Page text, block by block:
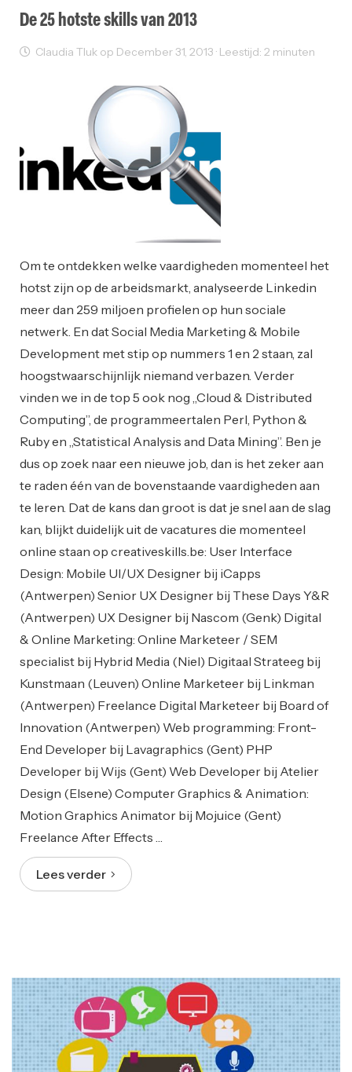
De 25 hotste skills van 2013
Claudia Tluk op December 31, 2013 · Leestijd: 2 minuten
Om te ontdekken welke vaardigheden momenteel het
hotst zijn op de arbeidsmarkt, analyseerde Linkedin
meer dan 259 miljoen profielen op hun sociale
netwerk. En dat Social Media Marketing & Mobile
Development met stip op nummers 1 en 2 staan, zal
hoogstwaarschijnlijk niemand verbazen. Verder
vinden we in de top 5 ook nog „Cloud & Distributed
Computing”, de programmeertalen Perl, Python &
Ruby en „Statistical Analysis and Data Mining”. Ben je
dus op zoek naar een nieuwe job, dan is het zeker aan
te raden één van de bovenstaande vaardigheden aan
te leren. Dat de kans dan groot is dat je snel aan de slag
kan, blijkt duidelijk uit de vacatures die momenteel
online staan op creativeskills.be: User Interface
Design: Mobile UI/UX Designer bij iCapps
(Antwerpen) Senior UX Designer bij These Days Y&R
(Antwerpen) UX Designer bij Nascom (Genk) Digital
& Online Marketing: Online Marketeer / SEM
specialist bij Hybrid Media (Niel) Digitaal Strateeg bij
Kunstmaan (Leuven) Online Marketeer bij Linkman
(Antwerpen) Freelance Digital Marketeer bij Board of
Innovation (Antwerpen) Web programming: Front-
End Developer bij Lavagraphics (Gent) PHP
Developer bij Wijs (Gent) Web Developer bij Atelier
Design (Elsene) Computer Graphics & Animation:
Motion Graphics Animator bij Mojuice (Gent)
Freelance After Effects …
Lees verder